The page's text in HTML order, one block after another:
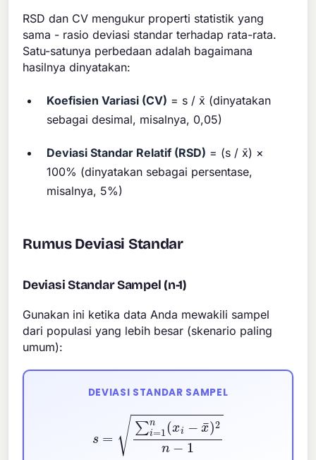
RSD dan CV mengukur properti statistik yang
sama - rasio deviasi standar terhadap rata-rata.
Satu-satunya perbedaan adalah bagaimana
hasilnya dinyatakan:
Koefisien Variasi (CV) = s / x̄ (dinyatakan
sebagai desimal, misalnya, 0,05)
Deviasi Standar Relatif (RSD) = (s / x̄) ×
100% (dinyatakan sebagai persentase,
misalnya, 5%)
Rumus Deviasi Standar
Deviasi Standar Sampel (n-1)
Gunakan ini ketika data Anda mewakili sampel
dari populasi yang lebih besar (skenario paling
umum):
DEVIASI STANDAR SAMPEL
=1n(xi−x¯)2n−1